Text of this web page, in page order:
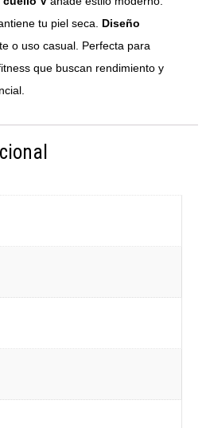
tu piel seca. Diseño
o uso casual. Perfecta para
que buscan rendimiento y